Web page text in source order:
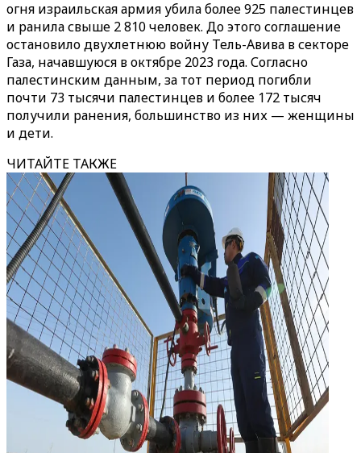
огня израильская армия убила более 925 палестинцев
и ранила свыше 2 810 человек. До этого соглашение
остановило двухлетнюю войну Тель-Авива в секторе
Газа, начавшуюся в октябре 2023 года. Согласно
палестинским данным, за тот период погибли
почти 73 тысячи палестинцев и более 172 тысяч
получили ранения, большинство из них — женщины
и дети.
ЧИТАЙТЕ ТАКЖЕ